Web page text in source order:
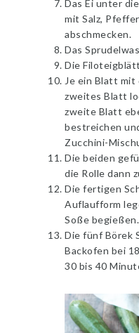
Das Ei unter
mit Salz,
abschmecken.
Das
Die
Je ein Blatt
zweites Blatt
zweite Blatt
bestreichen
Zucchini-
Die beiden
die Rolle dann
Die fertigen
Auflaufform
Soße begießen.
Die fünf Börek
Backofen bei
30 bis 40